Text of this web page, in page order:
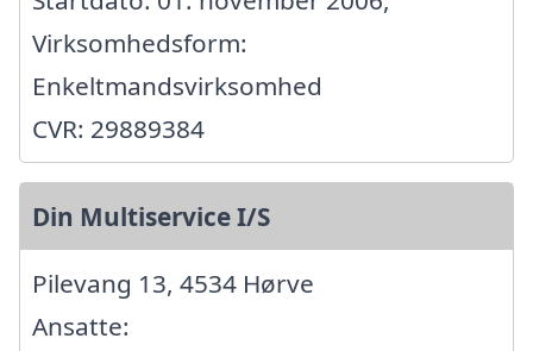
Virksomhedsform:
Enkeltmandsvirksomhed
CVR: 29889384
Din Multiservice I/S
Pilevang 13, 4534 Hørve
Ansatte: